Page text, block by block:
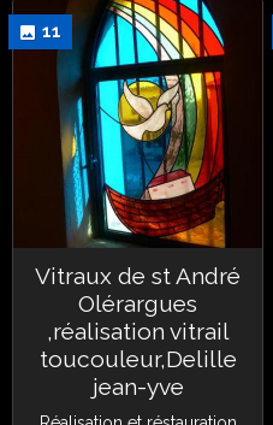
11
Vitraux de st André
Olérargues
,réalisation vitrail
toucouleur,Delille
jean-yve